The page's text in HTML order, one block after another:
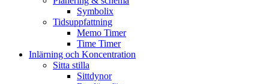
Symbolix
Tidsuppfattning
Memo Timer
Time Timer
Inlärning och Koncentration
Sitta stilla
Sittdynor